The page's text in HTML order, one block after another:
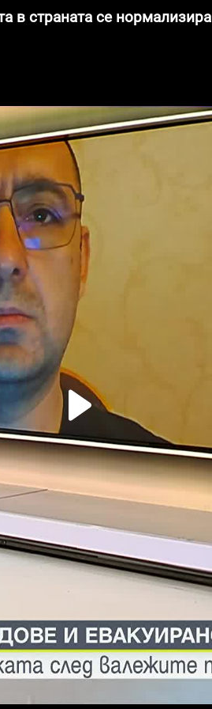
в страната се нормализира